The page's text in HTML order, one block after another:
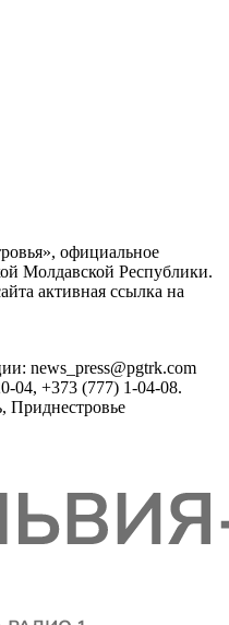
официальное
Молдавской Республики.
активная ссылка на
news_press@pgtrk.com
04, +373 (777) 1-04-08.
Приднестровье